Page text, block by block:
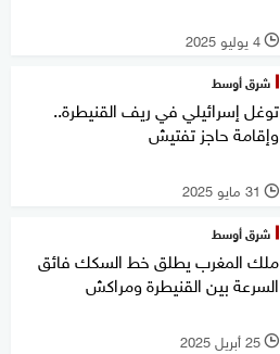
l 4 يوليو 2025
شرق أوسط
توغل إسرائيلي في ريف القنيطرة..
وإقامة حاجز تفتيش
l 31 مايو 2025
شرق أوسط
ملك المغرب يطلق خط السكك فائق
السرعة بين القنيطرة ومراكش
l 25 أبريل 2025